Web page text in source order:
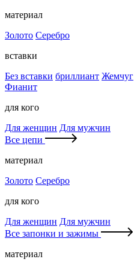
материал
Золото Серебро
вставки
Без вставки бриллиант Жемчуг
Фианит
для кого
Для женщин Для мужчин
Все цепи
материал
Золото Серебро
для кого
Для женщин Для мужчин
Все запонки и зажимы
материал